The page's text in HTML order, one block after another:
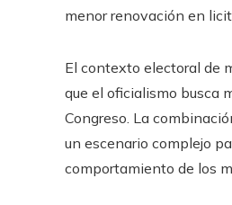
menor renovación en
El contexto electoral de
que el oficialismo busca
Congreso. La
un escenario complejo
comportamiento de los